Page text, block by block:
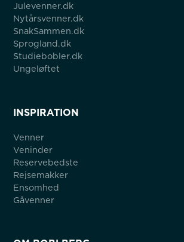
Julevenner.dk
Nytårsvenner.dk
SnakSammen.dk
Sprogland.dk
Studiebobler.dk
Ungeløftet
INSPIRATION
Venner
Veninder
Reservebedste
Rejsemakker
Ensomhed
Gåvenner